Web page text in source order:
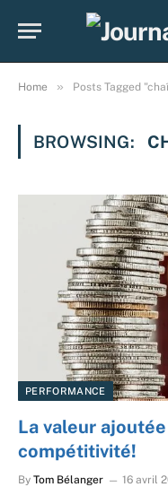
Home » Posts Tagged
BROWSING:
PERFORMANCE
La valeur
compétitivité!
By Tom Bélanger 16 avril